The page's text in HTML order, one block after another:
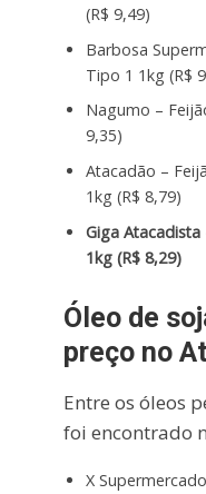
(R$ 9,49)
Barbosa
Tipo 1 1kg (R$
Nagumo –
9,35)
Atacadão –
1kg (R$ 8,79)
Giga
1kg (R$ 8,29)
Óleo de
preço no
Entre os óleos
foi encontrado
X